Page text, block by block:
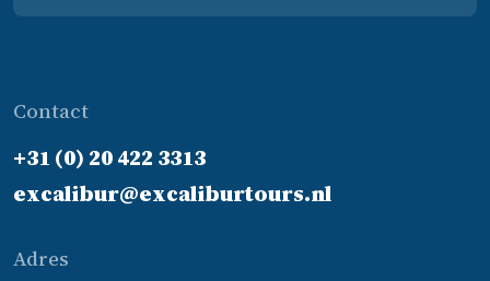
Contact
+31 (0) 20 422 3313
excalibur@excaliburtours.nl
Adres